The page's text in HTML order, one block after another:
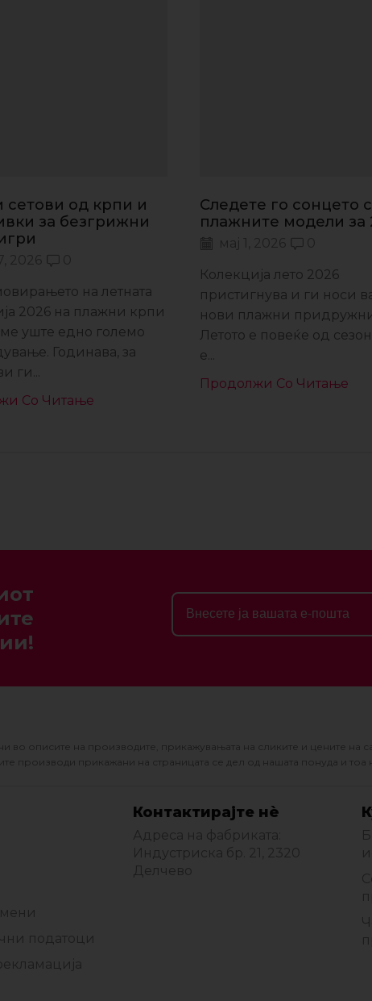
сетови од крпи и
за безгрижни
2026 0
на летната
2026 на плажни крпи
уште едно големо
Годинава, за
ги...
Со Читање
Следете го сонцето
плажните модели за
мај 1, 2026 0
Колекција лето 2026
пристигнува и ги носи
нови плажни
Летото е повеќе од
е...
Продолжи Со Читање
описите на производите, прикажувањата на сликите и цените на
производи прикажани на страницата се дел од нашата понуда и тоа
податоци
Контактирајте нè
Адреса на фабриката:
Индустриска бр. 21, 2320
Делчево